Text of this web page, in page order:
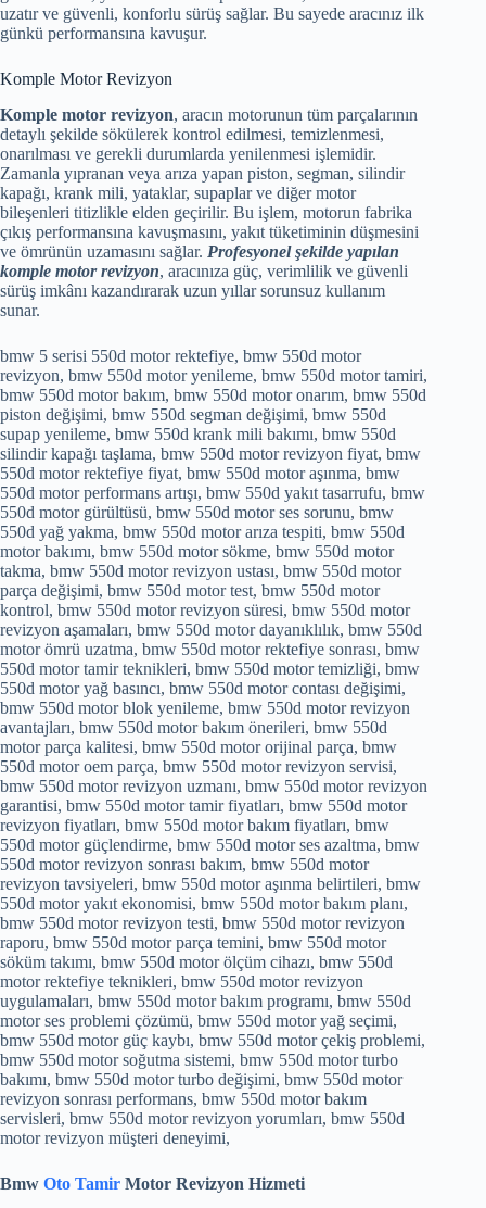
uzatır ve güvenli, konforlu sürüş sağlar. Bu sayede aracınız ilk
günkü performansına kavuşur.
Komple Motor Revizyon
Komple motor revizyon, aracın motorunun tüm parçalarının
detaylı şekilde sökülerek kontrol edilmesi, temizlenmesi,
onarılması ve gerekli durumlarda yenilenmesi işlemidir.
Zamanla yıpranan veya arıza yapan piston, segman, silindir
kapağı, krank mili, yataklar, supaplar ve diğer motor
bileşenleri titizlikle elden geçirilir. Bu işlem, motorun fabrika
çıkış performansına kavuşmasını, yakıt tüketiminin düşmesini
ve ömrünün uzamasını sağlar. Profesyonel şekilde yapılan
komple motor revizyon, aracınıza güç, verimlilik ve güvenli
sürüş imkânı kazandırarak uzun yıllar sorunsuz kullanım
sunar.
bmw 5 serisi 550d motor rektefiye, bmw 550d motor
revizyon, bmw 550d motor yenileme, bmw 550d motor tamiri,
bmw 550d motor bakım, bmw 550d motor onarım, bmw 550d
piston değişimi, bmw 550d segman değişimi, bmw 550d
supap yenileme, bmw 550d krank mili bakımı, bmw 550d
silindir kapağı taşlama, bmw 550d motor revizyon fiyat, bmw
550d motor rektefiye fiyat, bmw 550d motor aşınma, bmw
550d motor performans artışı, bmw 550d yakıt tasarrufu, bmw
550d motor gürültüsü, bmw 550d motor ses sorunu, bmw
550d yağ yakma, bmw 550d motor arıza tespiti, bmw 550d
motor bakımı, bmw 550d motor sökme, bmw 550d motor
takma, bmw 550d motor revizyon ustası, bmw 550d motor
parça değişimi, bmw 550d motor test, bmw 550d motor
kontrol, bmw 550d motor revizyon süresi, bmw 550d motor
revizyon aşamaları, bmw 550d motor dayanıklılık, bmw 550d
motor ömrü uzatma, bmw 550d motor rektefiye sonrası, bmw
550d motor tamir teknikleri, bmw 550d motor temizliği, bmw
550d motor yağ basıncı, bmw 550d motor contası değişimi,
bmw 550d motor blok yenileme, bmw 550d motor revizyon
avantajları, bmw 550d motor bakım önerileri, bmw 550d
motor parça kalitesi, bmw 550d motor orijinal parça, bmw
550d motor oem parça, bmw 550d motor revizyon servisi,
bmw 550d motor revizyon uzmanı, bmw 550d motor revizyon
garantisi, bmw 550d motor tamir fiyatları, bmw 550d motor
revizyon fiyatları, bmw 550d motor bakım fiyatları, bmw
550d motor güçlendirme, bmw 550d motor ses azaltma, bmw
550d motor revizyon sonrası bakım, bmw 550d motor
revizyon tavsiyeleri, bmw 550d motor aşınma belirtileri, bmw
550d motor yakıt ekonomisi, bmw 550d motor bakım planı,
bmw 550d motor revizyon testi, bmw 550d motor revizyon
raporu, bmw 550d motor parça temini, bmw 550d motor
söküm takımı, bmw 550d motor ölçüm cihazı, bmw 550d
motor rektefiye teknikleri, bmw 550d motor revizyon
uygulamaları, bmw 550d motor bakım programı, bmw 550d
motor ses problemi çözümü, bmw 550d motor yağ seçimi,
bmw 550d motor güç kaybı, bmw 550d motor çekiş problemi,
bmw 550d motor soğutma sistemi, bmw 550d motor turbo
bakımı, bmw 550d motor turbo değişimi, bmw 550d motor
revizyon sonrası performans, bmw 550d motor bakım
servisleri, bmw 550d motor revizyon yorumları, bmw 550d
motor revizyon müşteri deneyimi,
Bmw Oto Tamir Motor Revizyon Hizmeti